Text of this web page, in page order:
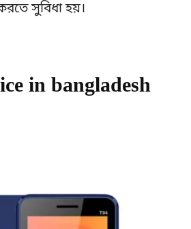
সুবিধা হয়।
in bangladesh